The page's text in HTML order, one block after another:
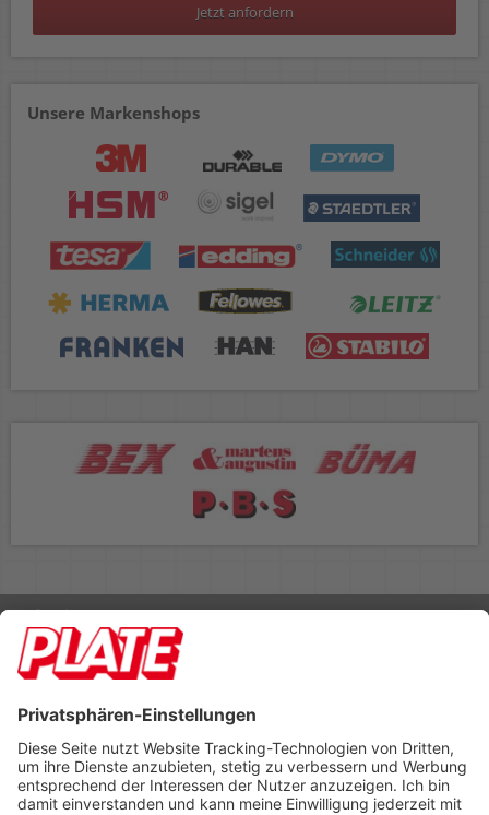
Jetzt anfordern
Unsere Markenshops
Rufen Sie uns an 04298 401-0
Lieferbedingungen Impressum
Footer anzeigen
PLATE Büromaterial Vertriebs GmbH